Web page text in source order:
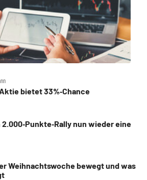
bietet 33%‑Chance
2.000‑Punkte‑Rally nun wieder eine
Weihnachtswoche bewegt und was